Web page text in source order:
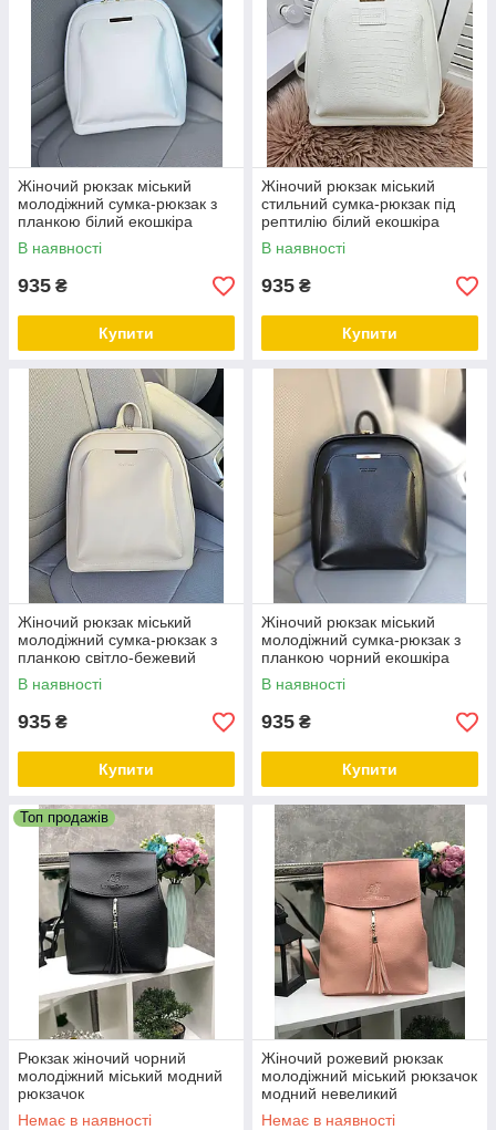
Жіночий рюкзак міський
молодіжний сумка-рюкзак з
планкою білий екошкіра
В наявності
935 ₴
Купити
Жіночий рюкзак міський
стильний сумка-рюкзак під
рептилію білий екошкіра
В наявності
935 ₴
Купити
Жіночий рюкзак міський
молодіжний сумка-рюкзак з
планкою світло-бежевий
екошкіра
В наявності
935 ₴
Купити
Жіночий рюкзак міський
молодіжний сумка-рюкзак з
планкою чорний екошкіра
В наявності
935 ₴
Купити
Топ продажів
Рюкзак жіночий чорний
молодіжний міський модний
рюкзачок
Немає в наявності
Жіночий рожевий рюкзак
молодіжний міський рюкзачок
модний невеликий
замша+шкірзам
Немає в наявності